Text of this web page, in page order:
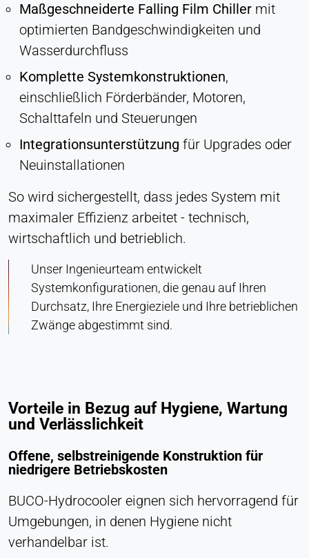
Maßgeschneiderte Falling Film Chiller mit
optimierten Bandgeschwindigkeiten und
Wasserdurchfluss
Komplette Systemkonstruktionen,
einschließlich Förderbänder, Motoren,
Schalttafeln und Steuerungen
Integrationsunterstützung für Upgrades oder
Neuinstallationen
So wird sichergestellt, dass jedes System mit
maximaler Effizienz arbeitet - technisch,
wirtschaftlich und betrieblich.
Unser Ingenieurteam entwickelt
Systemkonfigurationen, die genau auf Ihren
Durchsatz, Ihre Energieziele und Ihre betrieblichen
Zwänge abgestimmt sind.
Vorteile in Bezug auf Hygiene, Wartung
und Verlässlichkeit
Offene, selbstreinigende Konstruktion für
niedrigere Betriebskosten
BUCO-Hydrocooler eignen sich hervorragend für
Umgebungen, in denen Hygiene nicht
verhandelbar ist.